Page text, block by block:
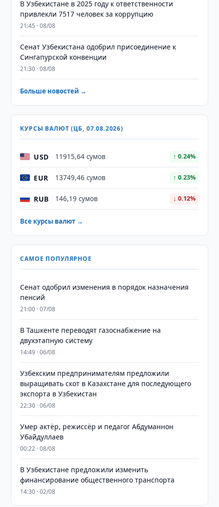
В Узбекистане в 2025 году к ответственности
привлекли 7517 человек за коррупцию
21:45 · 08/08
Сенат Узбекистана одобрил присоединение к
Сингапурской конвенции
21:30 · 08/08
Больше новостей →
КУРСЫ ВАЛЮТ (ЦБ, 07.08.2026)
USD 11915,64 сумов ↑ 0.24%
EUR 13749,46 сумов ↑ 0.23%
RUB 146,19 сумов ↓ 0.12%
Все курсы валют →
САМОЕ ПОПУЛЯРНОЕ
Сенат одобрил изменения в порядок назначения
пенсий
21:00 · 07/08
В Ташкенте переводят газоснабжение на
двухэтапную систему
14:49 · 06/08
Узбекским предпринимателям предложили
выращивать скот в Казахстане для последующего
экспорта в Узбекистан
22:30 · 06/08
Умер актёр, режиссёр и педагог Абдуманнон
Убайдуллаев
00:22 · 08/08
В Узбекистане предложили изменить
финансирование общественного транспорта
14:30 · 02/08